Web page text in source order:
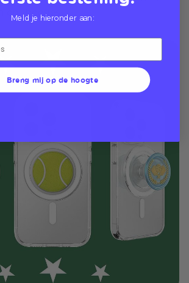
en -hoesjes
Meld je hieronder aan:
Breng mij op de hoogte